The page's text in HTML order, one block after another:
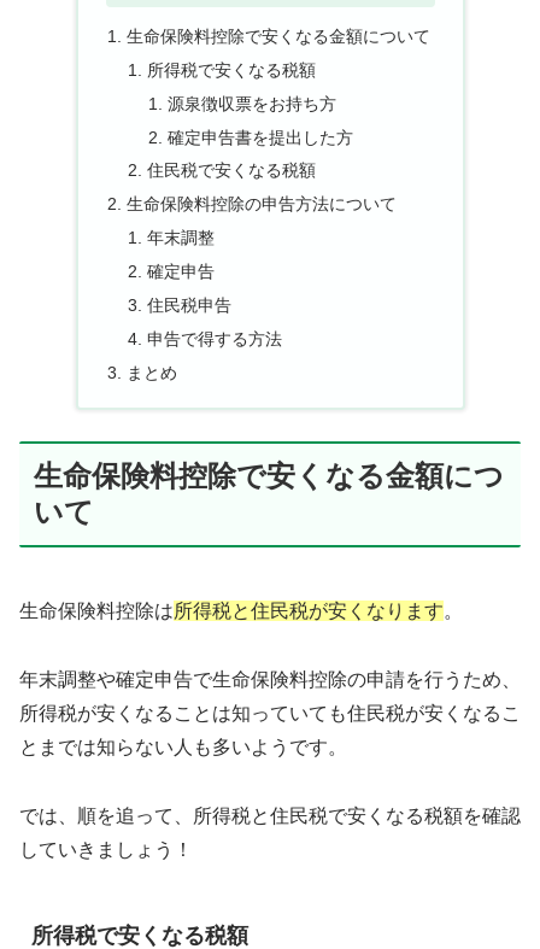
生命保険料控除で安くなる金額について
所得税で安くなる税額
源泉徴収票をお持ち方
確定申告書を提出した方
住民税で安くなる税額
生命保険料控除の申告方法について
年末調整
確定申告
住民税申告
申告で得する方法
まとめ
生命保険料控除で安くなる金額につ
いて
生命保険料控除は所得税と住民税が安くなります。
年末調整や確定申告で生命保険料控除の申請を行うため、
所得税が安くなることは知っていても住民税が安くなるこ
とまでは知らない人も多いようです。
では、順を追って、所得税と住民税で安くなる税額を確認
していきましょう！
所得税で安くなる税額